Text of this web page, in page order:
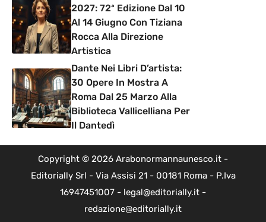
2027: 72ª Edizione Dal 10
Al 14 Giugno Con Tiziana
Rocca Alla Direzione
Artistica
Dante Nei Libri D’artista:
30 Opere In Mostra A
Roma Dal 25 Marzo Alla
Biblioteca Vallicelliana Per
Il Dantedì
Copyright © 2026 Arabonormannaunesco.it -
Editorially Srl - Via Assisi 21 - 00181 Roma - P.Iva
16947451007 - legal@editorially.it -
redazione@editorially.it